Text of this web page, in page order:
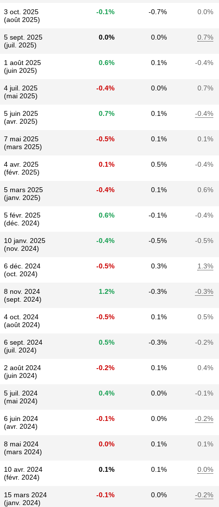
3 oct. 2025
(août 2025)
-0.1% -0.7% 0.0%
5 sept. 2025
(juil. 2025)
0.0% 0.0% 0.7%
1 août 2025
(juin 2025)
0.6% 0.1% -0.4%
4 juil. 2025
(mai 2025)
-0.4% 0.0% 0.7%
5 juin 2025
(avr. 2025)
0.7% 0.1% -0.4%
7 mai 2025
(mars 2025)
-0.5% 0.1% 0.1%
4 avr. 2025
(févr. 2025)
0.1% 0.5% -0.4%
5 mars 2025
(janv. 2025)
-0.4% 0.1% 0.6%
5 févr. 2025
(déc. 2024)
0.6% -0.1% -0.4%
10 janv. 2025
(nov. 2024)
-0.4% -0.5% -0.5%
6 déc. 2024
(oct. 2024)
-0.5% 0.3% 1.3%
8 nov. 2024
(sept. 2024)
1.2% -0.3% -0.3%
4 oct. 2024
(août 2024)
-0.5% 0.1% 0.5%
6 sept. 2024
(juil. 2024)
0.5% -0.3% -0.2%
2 août 2024
(juin 2024)
-0.2% 0.1% 0.4%
5 juil. 2024
(mai 2024)
0.4% 0.0% -0.1%
6 juin 2024
(avr. 2024)
-0.1% 0.0% -0.2%
8 mai 2024
(mars 2024)
0.0% 0.1% 0.1%
10 avr. 2024
(févr. 2024)
0.1% 0.1% 0.0%
15 mars 2024
(janv. 2024)
-0.1% 0.0% -0.2%